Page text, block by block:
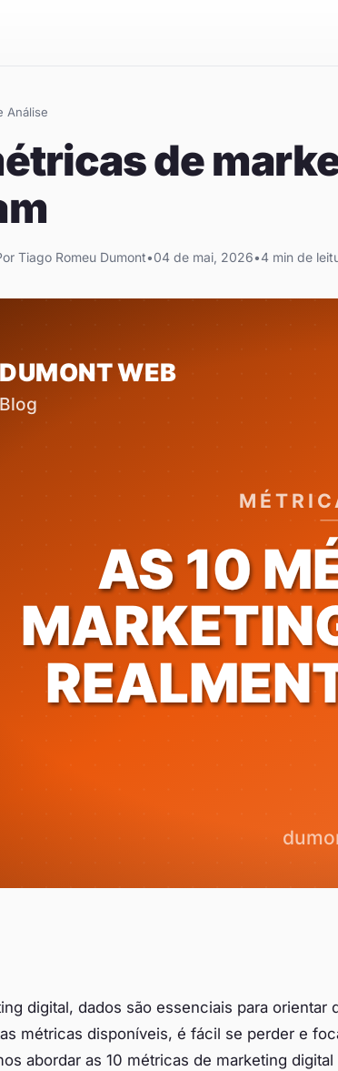
Análise
de
Tiago Romeu Dumont•04 de mai, 2026•4 min de
digital, dados são essenciais para orientar
métricas disponíveis, é fácil se perder e
abordar as 10 métricas de marketing